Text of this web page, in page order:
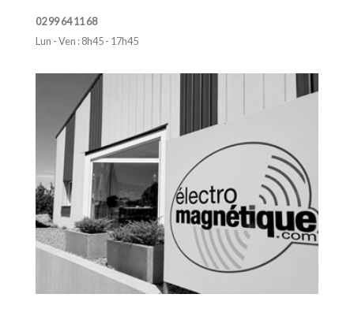
02 99 64 11 68
Lun - Ven : 8h45 - 17h45